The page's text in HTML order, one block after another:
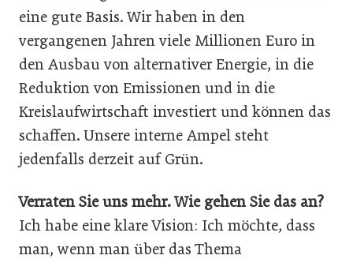
eine gute Basis. Wir haben in den
vergangenen Jahren viele Millionen Euro in
den Ausbau von alternativer Energie, in die
Reduktion von Emissionen und in die
Kreislaufwirtschaft investiert und können das
schaffen. Unsere interne Ampel steht
jedenfalls derzeit auf Grün.
Verraten Sie uns mehr. Wie gehen Sie das an?
Ich habe eine klare Vision: Ich möchte, dass
man, wenn man über das Thema